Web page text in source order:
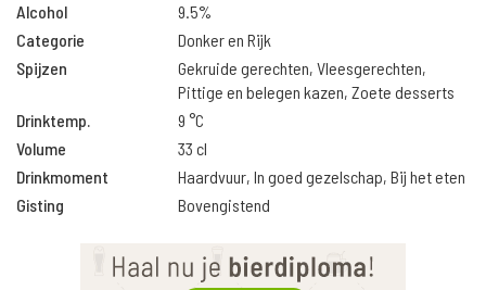
Alcohol
9.5%
Categorie
Donker en Rijk
Spijzen
Gekruide gerechten, Vleesgerechten,
Pittige en belegen kazen, Zoete desserts
Drinktemp.
9 °C
Volume
33 cl
Drinkmoment
Haardvuur, In goed gezelschap, Bij het eten
Gisting
Bovengistend